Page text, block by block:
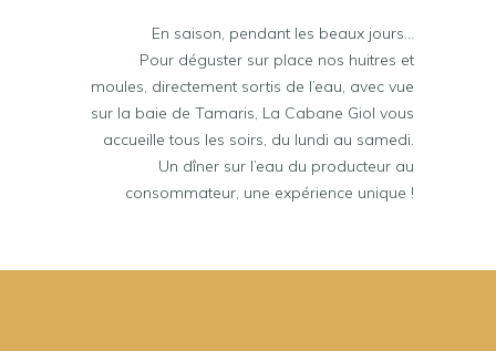
En saison, pendant les beaux jours…
Pour déguster sur place nos huitres et
moules, directement sortis de l’eau, avec vue
sur la baie de Tamaris, La Cabane Giol vous
accueille tous les soirs, du lundi au samedi.
Un dîner sur l’eau du producteur au
consommateur, une expérience unique !